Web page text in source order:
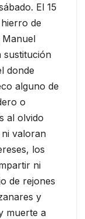
El 15
de
Manuel
sustitución
donde
alguno de
o
al olvido
valoran
los
ni
de rejones
y
muerte a